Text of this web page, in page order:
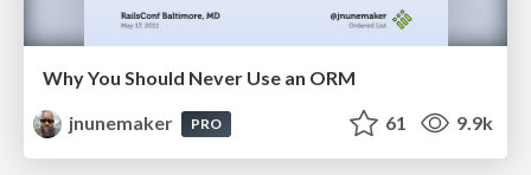
Why You Should Never Use an ORM
jnunemaker
PRO 61 9.9k